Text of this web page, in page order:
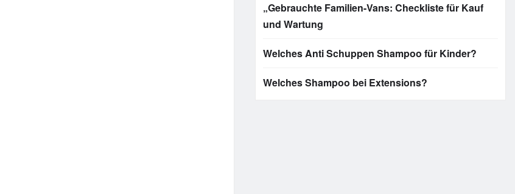
„Gebrauchte Familien-Vans: Checkliste für Kauf
und Wartung
Welches Anti Schuppen Shampoo für Kinder?
Welches Shampoo bei Extensions?